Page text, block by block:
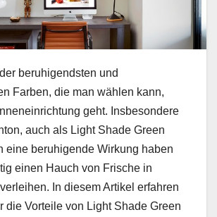
beruhigendsten und
Farben, die man wählen kann,
geht. Insbesondere
auch als Light Shade Green
eine beruhigende Wirkung haben
einen Hauch von Frische in
In diesem Artikel erfahren
die Vorteile von Light Shade Green